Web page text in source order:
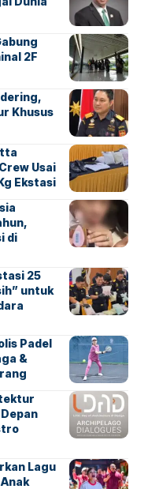
2F
Khusus
Usai
Ekstasi
di
25
untuk
Padel
&
Lagu
Anak